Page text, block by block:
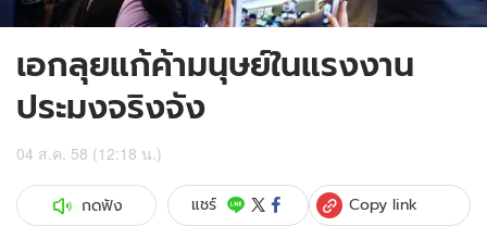
เอกลุยแก้ค้ามนุษย์ในแรงงาน
ประมงจริงจัง
04 ส.ค. 58 (12:18 น.)
กดฟัง แชร์ Copy link